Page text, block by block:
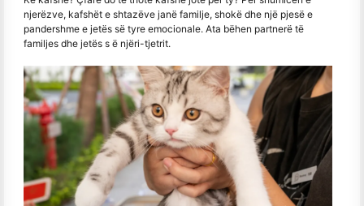
njerëzve, kafshët e shtazëve janë familje, shokë dhe një pjesë e
pandershme e jetës së tyre emocionale. Ata bëhen partnerë të
familjes dhe jetës s ë njëri-tjetrit.